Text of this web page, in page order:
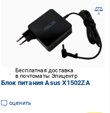
Бесплатная доставка
в почтоматы Эпицентр
Блок питания Asus X1502ZA
оценить